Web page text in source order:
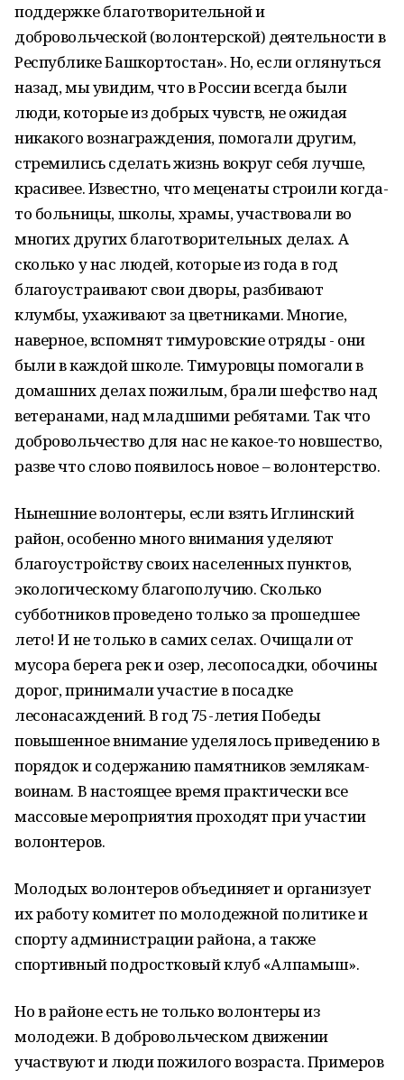
поддержке благотворительной и
добровольческой (волонтерской) деятельности в
Республике Башкортостан». Но, если оглянуться
назад, мы увидим, что в России всегда были
люди, которые из добрых чувств, не ожидая
никакого вознаграждения, помогали другим,
стремились сделать жизнь вокруг себя лучше,
красивее. Известно, что меценаты строили когда-
то больницы, школы, храмы, участвовали во
многих других благотворительных делах. А
сколько у нас людей, которые из года в год
благоустраивают свои дворы, разбивают
клумбы, ухаживают за цветниками. Многие,
наверное, вспомнят тимуровские отряды - они
были в каждой школе. Тимуровцы помогали в
домашних делах пожилым, брали шефство над
ветеранами, над младшими ребятами. Так что
добровольчество для нас не какое-то новшество,
разве что слово появилось новое – волонтерство.
Нынешние волонтеры, если взять Иглинский
район, особенно много внимания уделяют
благоустройству своих населенных пунктов,
экологическому благополучию. Сколько
субботников проведено только за прошедшее
лето! И не только в самих селах. Очищали от
мусора берега рек и озер, лесопосадки, обочины
дорог, принимали участие в посадке
лесонасаждений. В год 75-летия Победы
повышенное внимание уделялось приведению в
порядок и содержанию памятников землякам-
воинам. В настоящее время практически все
массовые мероприятия проходят при участии
волонтеров.
Молодых волонтеров объединяет и организует
их работу комитет по молодежной политике и
спорту администрации района, а также
спортивный подростковый клуб «Алпамыш».
Но в районе есть не только волонтеры из
молодежи. В добровольческом движении
участвуют и люди пожилого возраста. Примеров